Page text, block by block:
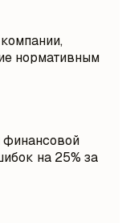
нормативным
на 25% за